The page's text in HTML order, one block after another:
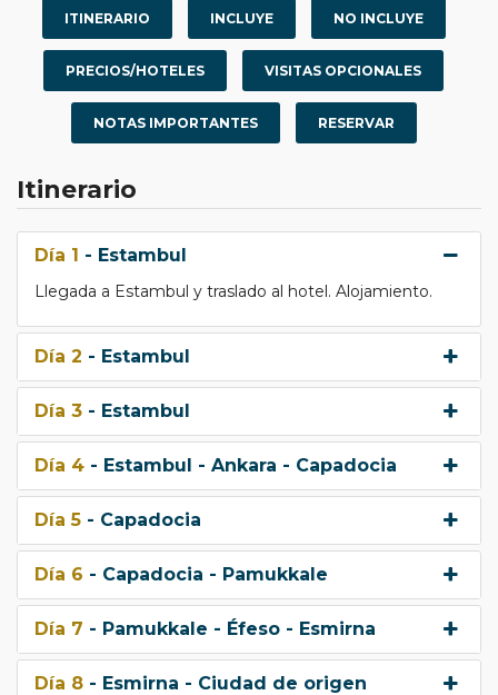
ITINERARIO INCLUYE NO INCLUYE
PRECIOS/HOTELES VISITAS OPCIONALES
NOTAS IMPORTANTES RESERVAR
Itinerario
Día 1 - Estambul
Llegada a Estambul y traslado al hotel. Alojamiento.
Día 2 - Estambul
Día 3 - Estambul
Día 4 - Estambul - Ankara - Capadocia
Día 5 - Capadocia
Día 6 - Capadocia - Pamukkale
Día 7 - Pamukkale - Éfeso - Esmirna
Día 8 - Esmirna - Ciudad de origen